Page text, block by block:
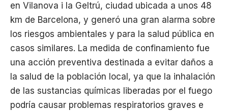
en Vilanova i la Geltrú, ciudad ubicada a unos 48
km de Barcelona, y generó una gran alarma sobre
los riesgos ambientales y para la salud pública en
casos similares. La medida de confinamiento fue
una acción preventiva destinada a evitar daños a
la salud de la población local, ya que la inhalación
de las sustancias químicas liberadas por el fuego
podría causar problemas respiratorios graves e